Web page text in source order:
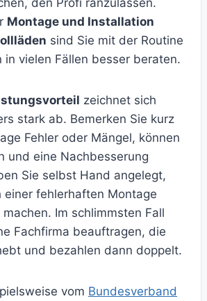
den Profi ranzulassen.
Montage und Installation
sind Sie mit der Routine
in vielen Fällen besser beraten.
zeichnet sich
stark ab. Bemerken Sie kurz
Fehler oder Mängel, können
und eine Nachbesserung
Sie selbst Hand angelegt,
einer fehlerhaften Montage
Im schlimmsten Fall
Fachfirma beauftragen, die
und bezahlen dann doppelt.
vom Bundesverband